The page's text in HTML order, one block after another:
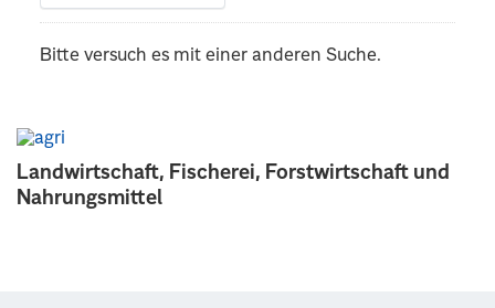
Landwirtschaft, Fischerei, Forstwirtschaft und
Nahrungsmittel
Bitte versuch es mit einer anderen Suche.